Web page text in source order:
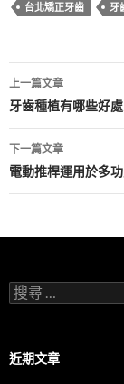
台北矯正牙齒 牙
文
章
導
列
上一篇文章
牙齒種植有哪些好處
下一篇文章
電動推桿運用於多
搜
尋
近期文章